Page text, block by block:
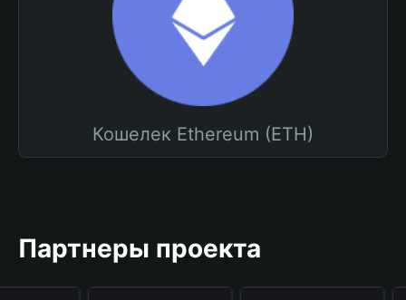
Кошелек Ethereum (ETH)
Партнеры проекта